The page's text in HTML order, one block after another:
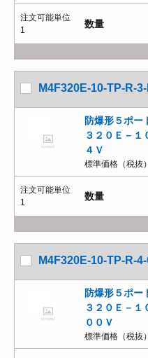
注文可能単位
1
数量
M4F320E-10-TP-R-
防爆形５ポ
３２０Ｅ－１
４Ｖ
標準価格（税抜
注文可能単位
1
数量
M4F320E-10-TP-R-
防爆形５ポ
３２０Ｅ－１
００Ｖ
標準価格（税抜